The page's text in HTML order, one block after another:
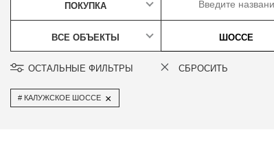
ПОКУПКА
ВСЕ ОБЪЕКТЫ ШОССЕ
ОСТАЛЬНЫЕ ФИЛЬТРЫ СБРОСИТЬ
КАЛУЖСКОЕ ШОССЕ ×